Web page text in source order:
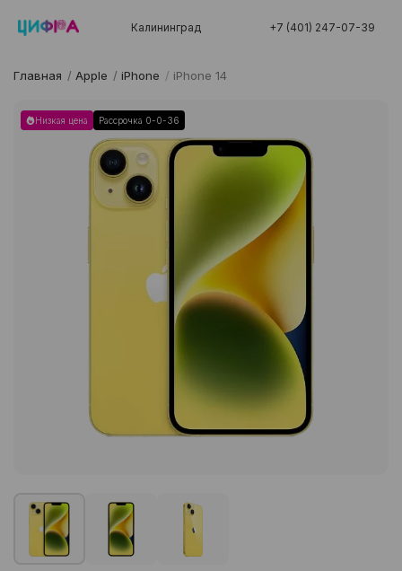
Калининград +7 (401) 247-07-39
Главная / Apple / iPhone / iPhone 14
Низкая цена Рассрочка 0-0-36